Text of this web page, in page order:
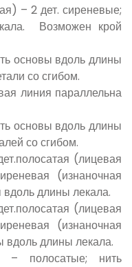
– 2 дет. сиреневые;
Возможен крой
основы вдоль длины
со сгибом.
линия параллельна
основы вдоль длины
со сгибом.
(лицевая
(изнаночная
длины лекала.
(лицевая
(изнаночная
вдоль длины лекала.
полосатые; нить